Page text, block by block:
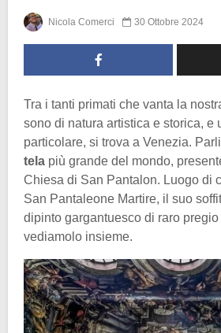
Nicola Comerci 30 Ottobre 2024
Tra i tanti primati che vanta la
sono di natura artistica e storica, e
particolare, si trova a Venezia.
tela più grande del mondo,
Chiesa di San Pantalon. Luogo di
San Pantaleone Martire, il suo
dipinto gargantuesco di raro
vediamolo insieme.